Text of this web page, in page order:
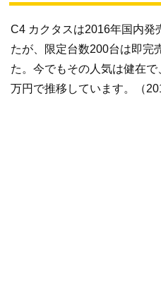
C4 カクタスは2016年国内発
たが、限定台数200台は即完
た。今でもその人気は健在
万円で推移しています。（